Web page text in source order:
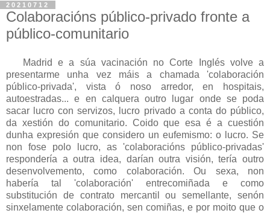
20210712
Colaboracións público-privado fronte a
público-comunitario
Madrid e a súa vacinación no Corte Inglés volve a
presentarme unha vez máis a chamada 'colaboración
público-privada', vista ó noso arredor, en hospitais,
autoestradas... e en calquera outro lugar onde se poda
sacar lucro con servizos, lucro privado a conta do público,
da xestión do comunitario. Coido que esa é a cuestión
dunha expresión que considero un eufemismo: o lucro. Se
non fose polo lucro, as 'colaboracións público-privadas'
respondería a outra idea, darían outra visión, tería outro
desenvolvemento, como colaboración. Ou sexa, non
habería tal 'colaboración' entrecomiñada e como
substitución de contrato mercantil ou semellante, senón
sinxelamente colaboración, sen comiñas, e por moito que o